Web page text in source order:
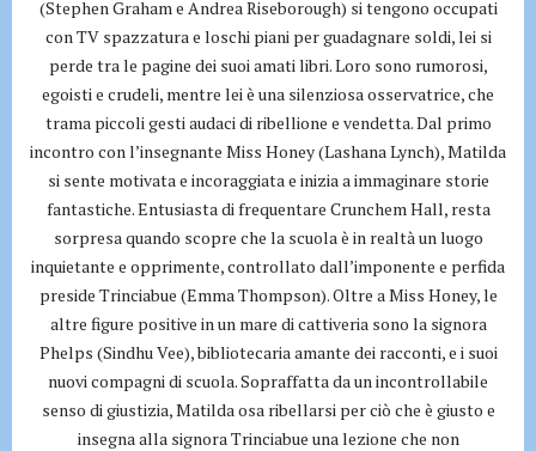
(Stephen Graham e Andrea Riseborough) si tengono occupati
con TV spazzatura e loschi piani per guadagnare soldi, lei si
perde tra le pagine dei suoi amati libri. Loro sono rumorosi,
egoisti e crudeli, mentre lei è una silenziosa osservatrice, che
trama piccoli gesti audaci di ribellione e vendetta. Dal primo
incontro con l’insegnante Miss Honey (Lashana Lynch), Matilda
si sente motivata e incoraggiata e inizia a immaginare storie
fantastiche. Entusiasta di frequentare Crunchem Hall, resta
sorpresa quando scopre che la scuola è in realtà un luogo
inquietante e opprimente, controllato dall’imponente e perfida
preside Trinciabue (Emma Thompson). Oltre a Miss Honey, le
altre figure positive in un mare di cattiveria sono la signora
Phelps (Sindhu Vee), bibliotecaria amante dei racconti, e i suoi
nuovi compagni di scuola. Sopraffatta da un incontrollabile
senso di giustizia, Matilda osa ribellarsi per ciò che è giusto e
insegna alla signora Trinciabue una lezione che non